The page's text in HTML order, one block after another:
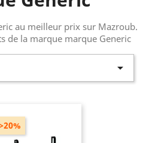
au meilleur prix sur Mazroub.
de la marque marque Generic
